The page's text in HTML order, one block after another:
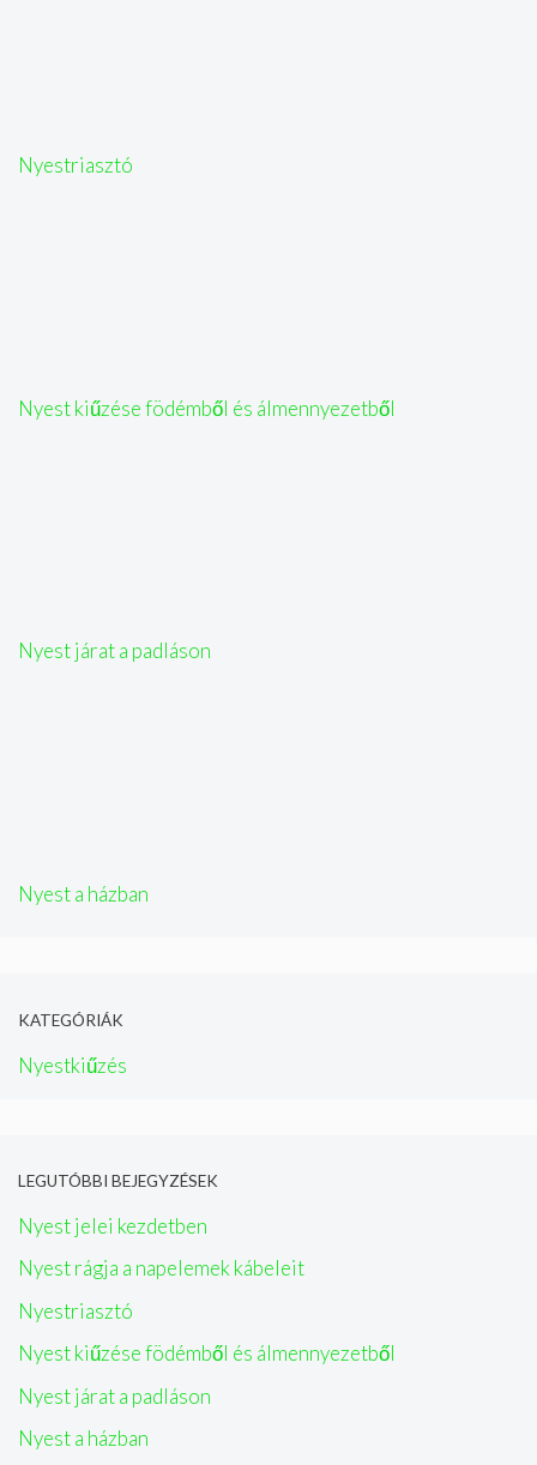
Nyestriasztó
Nyest kiűzése födémből és álmennyezetből
Nyest járat a padláson
Nyest a házban
KATEGÓRIÁK
Nyestkiűzés
LEGUTÓBBI BEJEGYZÉSEK
Nyest jelei kezdetben
Nyest rágja a napelemek kábeleit
Nyestriasztó
Nyest kiűzése födémből és álmennyezetből
Nyest járat a padláson
Nyest a házban